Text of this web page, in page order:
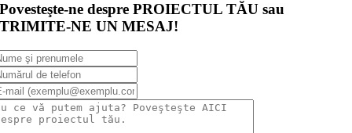
Povesteşte-ne despre PROIECTUL TĂU sau
TRIMITE-NE UN MESAJ!